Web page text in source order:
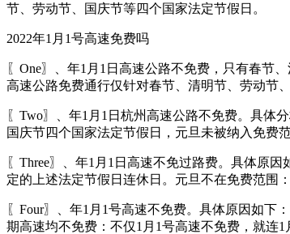
节、劳动节、国庆节等四个国家法定节假日。
2022年1月1号高速免费吗
〖One〗、年1月1日高速公路不免费，只有春节
高速公路免费通行仅针对春节、清明节、劳动节
〖Two〗、年1月1日杭州高速公路不免费。具体
国庆节四个国家法定节假日，元旦未被纳入免费范
〖Three〗、年1月1日高速不免过路费。具体原
定的上述法定节假日连休日。元旦不在免费范围
〖Four〗、年1月1号高速不免费。具体原因如
期高速均不免费：不仅1月1号高速不免费，就连